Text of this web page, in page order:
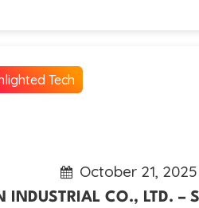
Tech
October 21, 2025
INDUSTRIAL CO., LTD.